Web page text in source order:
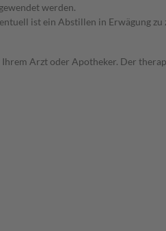
werden.
ist ein Abstillen in Erwägung zu
Arzt oder Apotheker. Der